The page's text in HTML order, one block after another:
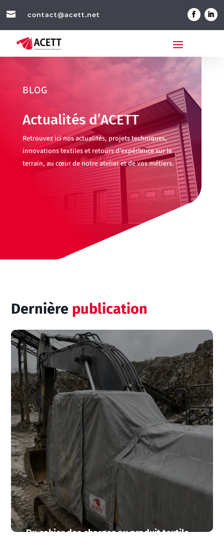
 contact@acett.net
BLOG
Actualités d’ACETT
Retrouvez ici nos actualités, projets techniques,
innovations textiles et retours d’expérience sur le
terrain, au cœur de notre atelier et de vos métiers.
Dernière publication
Du cahier des charges au produit textile